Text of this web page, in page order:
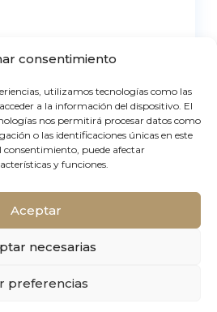
consentimiento
utilizamos tecnologías como las
a la información del dispositivo. El
nos permitirá procesar datos como
o las identificaciones únicas en este
consentimiento, puede afectar
y funciones.
Aceptar
necesarias
preferencias